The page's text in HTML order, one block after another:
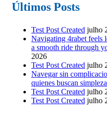
Últimos Posts
Test Post Created julho
Navigating 4rabet feels
a smooth ride through
2026
Test Post Created julho
Navegar sin
quienes buscan
Test Post Created julho
Test Post Created julho